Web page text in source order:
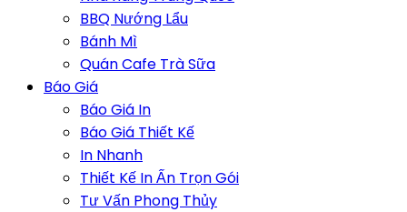
BBQ Nướng Lẩu
Bánh Mì
Quán Cafe Trà Sữa
Báo Giá
Báo Giá In
Báo Giá Thiết Kế
In Nhanh
Thiết Kế In Ấn Trọn Gói
Tư Vấn Phong Thủy